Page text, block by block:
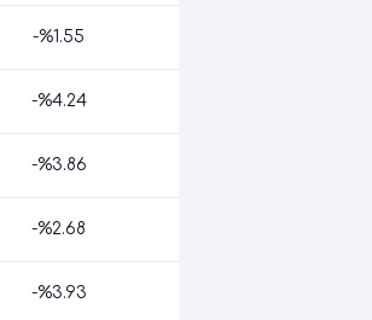
-%1.55
-%4.24
-%3.86
-%2.68
-%3.93